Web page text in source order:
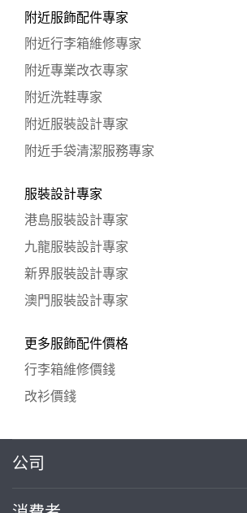
附近服飾配件專家
附近行李箱維修專家
附近專業改衣專家
附近洗鞋專家
附近服裝設計專家
附近手袋清潔服務專家
服裝設計專家
港島服裝設計專家
九龍服裝設計專家
新界服裝設計專家
澳門服裝設計專家
更多服飾配件價格
行李箱維修價錢
改衫價錢
公司